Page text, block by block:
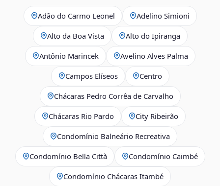
Adão do Carmo Leonel Adelino Simioni
Alto da Boa Vista Alto do Ipiranga
Antônio Marincek Avelino Alves Palma
Campos Elíseos Centro
Chácaras Pedro Corrêa de Carvalho
Chácaras Rio Pardo City Ribeirão
Condomínio Balneário Recreativa
Condomínio Bella Città Condomínio Caimbé
Condomínio Chácaras Itambé